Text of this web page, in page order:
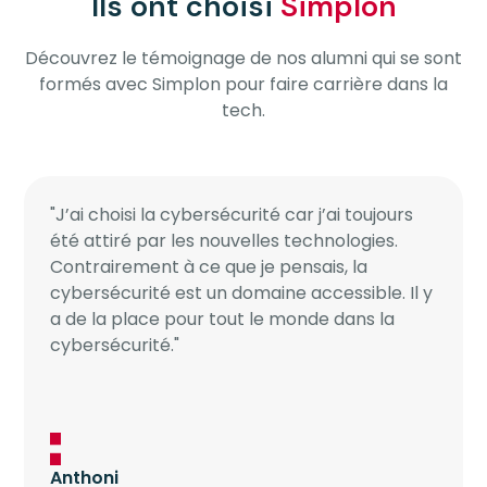
Découvrez le témoignage de nos alumni qui se sont
formés avec Simplon pour faire carrière dans la
tech.
"J’ai choisi la cybersécurité car j’ai toujours
été attiré par les nouvelles technologies.
Contrairement à ce que je pensais, la
cybersécurité est un domaine accessible. Il y
a de la place pour tout le monde dans la
cybersécurité."
Anthoni